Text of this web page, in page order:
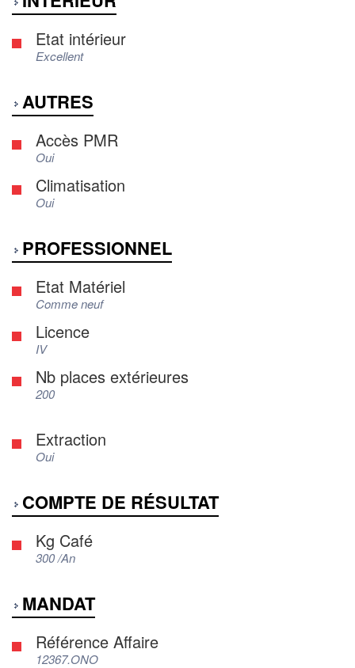
Etat intérieur
Excellent
AUTRES
Accès PMR
Oui
Climatisation
Oui
PROFESSIONNEL
Etat Matériel
Comme neuf
Licence
IV
Nb places extérieures
200
Extraction
Oui
COMPTE DE RÉSULTAT
Kg Café
300 /An
MANDAT
Référence Affaire
12367.ONO